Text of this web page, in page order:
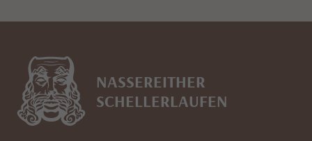
NASSEREITHER
SCHELLERLAUFEN